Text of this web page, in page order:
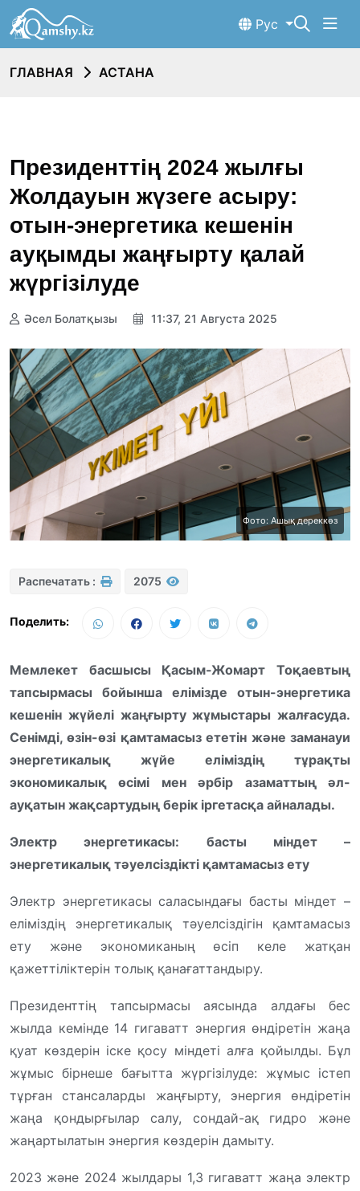
Рус
ГЛАВНАЯ АСТАНА
Президенттің 2024 жылғы
Жолдауын жүзеге асыру:
отын-энергетика кешенін
ауқымды жаңғырту қалай
жүргізілуде
Әсел Болатқызы 11:37, 21 Августа 2025
Фото: Ашық дереккөз
Распечатать : 2075
Поделить:
Мемлекет басшысы Қасым-Жомарт Тоқаевтың
тапсырмасы бойынша елімізде отын-энергетика
кешенін жүйелі жаңғырту жұмыстары жалғасуда.
Сенімді, өзін-өзі қамтамасыз ететін және заманауи
энергетикалық жүйе еліміздің тұрақты
экономикалық өсімі мен әрбір азаматтың әл-
ауқатын жақсартудың берік іргетасқа айналады.
Электр энергетикасы: басты міндет –
энергетикалық тәуелсіздікті қамтамасыз ету
Электр энергетикасы саласындағы басты міндет –
еліміздің энергетикалық тәуелсіздігін қамтамасыз
ету және экономиканың өсіп келе жатқан
қажеттіліктерін толық қанағаттандыру.
Президенттің тапсырмасы аясында алдағы бес
жылда кемінде 14 гигаватт энергия өндіретін жаңа
қуат көздерін іске қосу міндеті алға қойылды. Бұл
жұмыс бірнеше бағытта жүргізілуде: жұмыс істеп
тұрған стансаларды жаңғырту, энергия өндіретін
жаңа қондырғылар салу, сондай-ақ гидро және
жаңартылатын энергия көздерін дамыту.
2023 және 2024 жылдары 1,3 гигаватт жаңа электр